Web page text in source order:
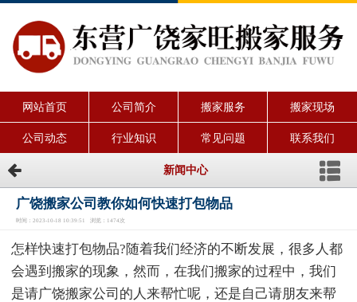
网站首页 公司简介 搬家服务 搬家现场
公司动态 行业知识 常见问题 联系我们
新闻中心
广饶搬家公司教你如何快速打包物品
时间：2023-10-18 10:39:51 浏览：1474次
怎样快速打包物品?随着我们经济的不断发展，很多人都
会遇到搬家的现象，然而，在我们搬家的过程中，我们
是请广饶搬家公司的人来帮忙呢，还是自己请朋友来帮